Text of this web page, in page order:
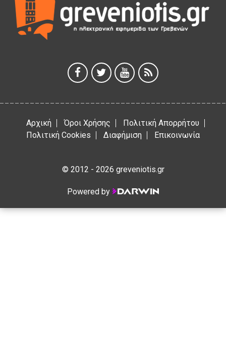
Θερινό Σινεμά στο πλαίσιο του «Πολιτιστικού
Καλοκαιριού 2026» με την βραβευμένη ταινία «Μικρές
Ανάσες».
5 Αυγούστου 2026
5 Αυγούστου 2026
Αρχική Όροι Χρήσης
Πολιτική Απορρήτου
Πολιτική Cookies
Διαφήμιση Επικοινωνία
© 2012 - 2026 greveniotis.gr
Powered by